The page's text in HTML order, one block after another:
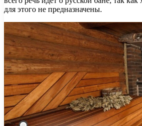
для этого не предназначены.